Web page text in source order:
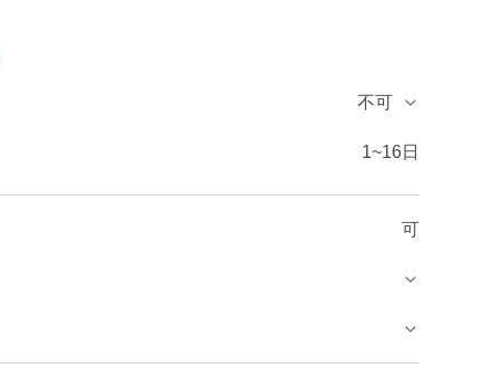
不可
1~16日
可